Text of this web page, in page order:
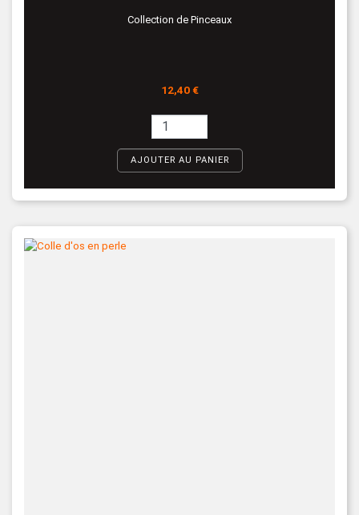
Collection de Pinceaux
Prix
12,40 €
AJOUTER AU PANIER